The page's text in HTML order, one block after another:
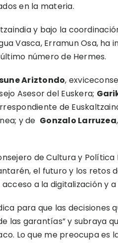
en la materia.
y bajo la
Vasca, Erramun Osa, ha
número de Hermes.
Ariztondo,
Asesor del Euskera;
de
y de Gonzalo Larruzea
de Cultura y Política
el futuro y los retos
a la digitalización y
para que las decisiones
las garantías” y subraya
Lo que me preocupa es